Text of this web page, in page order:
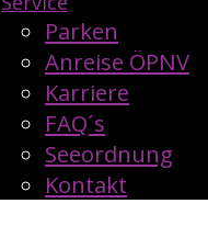
Parken
Anreise ÖPNV
Karriere
FAQ´s
Seeordnung
Kontakt